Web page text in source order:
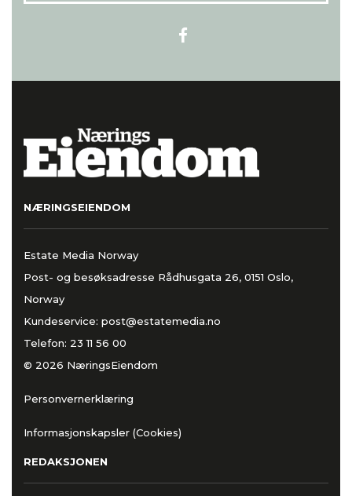
NÆRINGSEIENDOM
Estate Media Norway
Post- og besøksadresse Rådhusgata 26, 0151 Oslo,
Norway
Kundeservice: post@estatemedia.no
Telefon: 23 11 56 00
© 2026 NæringsEiendom
Personvernerklæring
Informasjonskapsler (Cookies)
REDAKSJONEN